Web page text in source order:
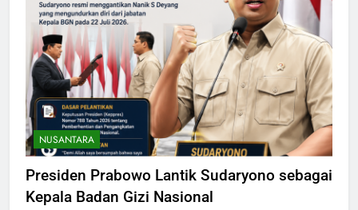
NUSANTARA
Presiden Prabowo Lantik Sudaryono sebagai
Kepala Badan Gizi Nasional